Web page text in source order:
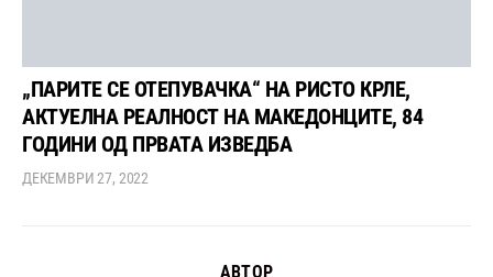
„ПАРИТЕ СЕ ОТЕПУВАЧКА“ НА РИСТО КРЛЕ,
АКТУЕЛНА РЕАЛНОСТ НА МАКЕДОНЦИТЕ, 84
ГОДИНИ ОД ПРВАТА ИЗВЕДБА
ДЕКЕМВРИ 27, 2022
АВТОР